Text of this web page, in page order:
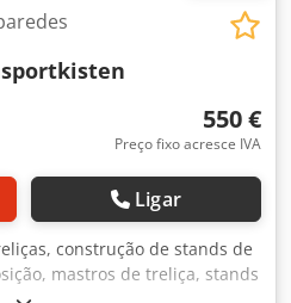
550 €
Preço fixo acresce IVA
Ligar
construção de stands de
mastros de treliça, stands